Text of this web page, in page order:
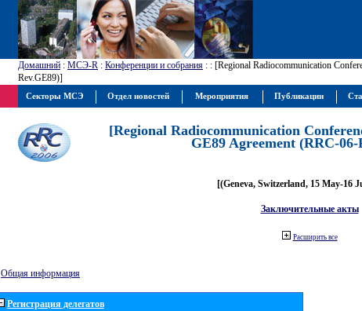
Домашний : МСЭ-R : Конференции и собрания : : [Regional Radiocommunication
Rev.GE89)]
[Regional Radiocommunication
GE89 Agreement (RRC-06-
[(Geneva, Switzerland, 15 May-16
Заключительные акты
Расширить все
Общая информация
Регистрация делегатов
Секторы МСЭ Отдел новостей Мероприятия Публикации